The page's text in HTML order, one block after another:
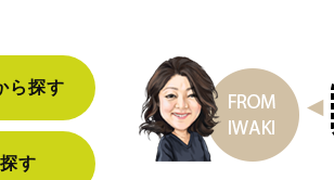
ら探す
す